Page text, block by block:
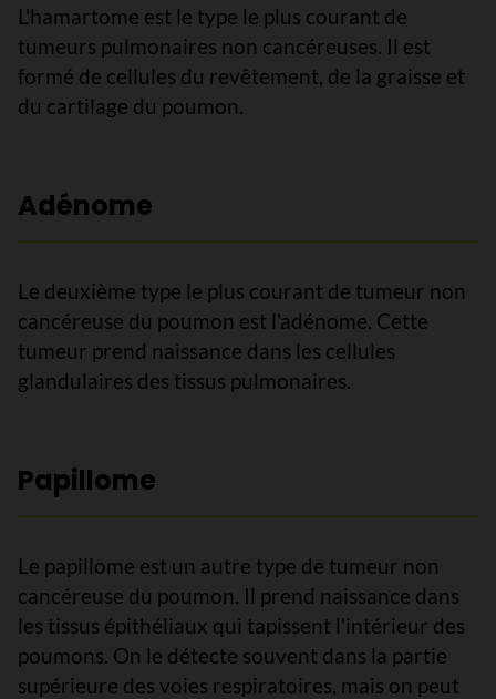
L'hamartome est le type le plus courant de
tumeurs pulmonaires non cancéreuses. Il est
formé de cellules du revêtement, de la graisse et
du cartilage du poumon.
Adénome
Le deuxième type le plus courant de tumeur non
cancéreuse du poumon est l'adénome. Cette
tumeur prend naissance dans les cellules
glandulaires des tissus pulmonaires.
Papillome
Le papillome est un autre type de tumeur non
cancéreuse du poumon. Il prend naissance dans
les tissus épithéliaux qui tapissent l'intérieur des
poumons. On le détecte souvent dans la partie
supérieure des voies respiratoires, mais on peut